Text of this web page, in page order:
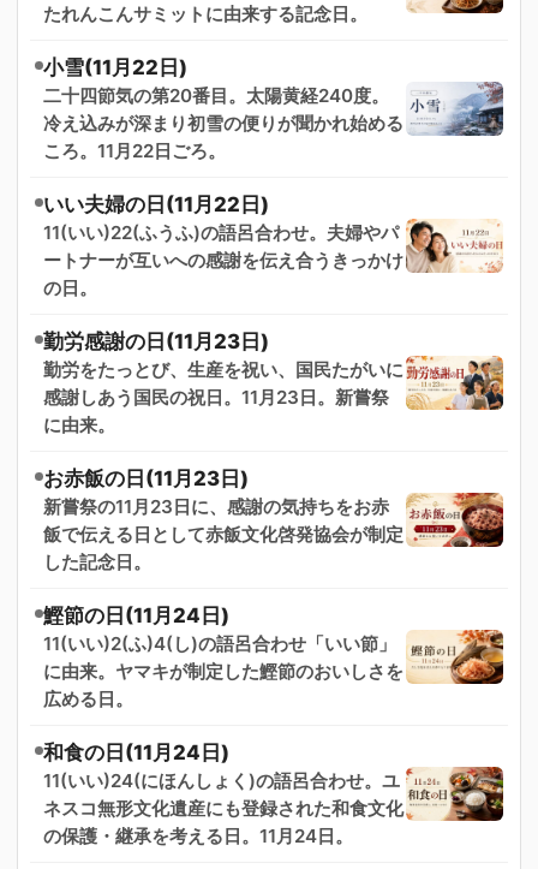
たれんこんサミットに由来する記念日。
小雪(11月22日)
二十四節気の第20番目。太陽黄経240度。
冷え込みが深まり初雪の便りが聞かれ始める
ころ。11月22日ごろ。
いい夫婦の日(11月22日)
11(いい)22(ふうふ)の語呂合わせ。夫婦やパ
ートナーが互いへの感謝を伝え合うきっかけ
の日。
勤労感謝の日(11月23日)
勤労をたっとび、生産を祝い、国民たがいに
感謝しあう国民の祝日。11月23日。新嘗祭
に由来。
お赤飯の日(11月23日)
新嘗祭の11月23日に、感謝の気持ちをお赤
飯で伝える日として赤飯文化啓発協会が制定
した記念日。
鰹節の日(11月24日)
11(いい)2(ふ)4(し)の語呂合わせ「いい節」
に由来。ヤマキが制定した鰹節のおいしさを
広める日。
和食の日(11月24日)
11(いい)24(にほんしょく)の語呂合わせ。ユ
ネスコ無形文化遺産にも登録された和食文化
の保護・継承を考える日。11月24日。